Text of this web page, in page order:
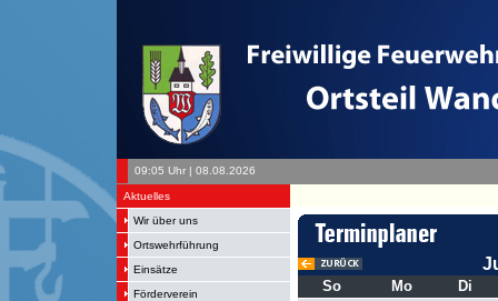
09:05 Uhr | 08.08.2026
Aktuelles
Wir über uns
Ortswehrführung
Einsätze
Förderverein
So Mo Di